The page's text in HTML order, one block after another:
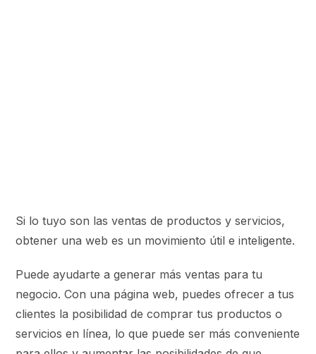
Si lo tuyo son las ventas de productos y servicios,
obtener una web es un movimiento útil e inteligente.
Puede ayudarte a generar más ventas para tu
negocio. Con una página web, puedes ofrecer a tus
clientes la posibilidad de comprar tus productos o
servicios en línea, lo que puede ser más conveniente